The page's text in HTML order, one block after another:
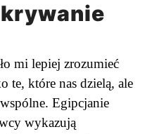
mi lepiej zrozumieć
te, które nas dzielą, ale
Egipcjanie
wykazują